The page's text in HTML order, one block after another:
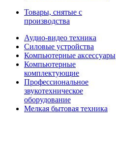
Товары, снятые с
производства
Аудио-видео техника
Силовые устройства
Компьютерные аксессуары
Компьютерные
комплектующие
Профессиональное
звукотехническое
оборудование
Мелкая бытовая техника